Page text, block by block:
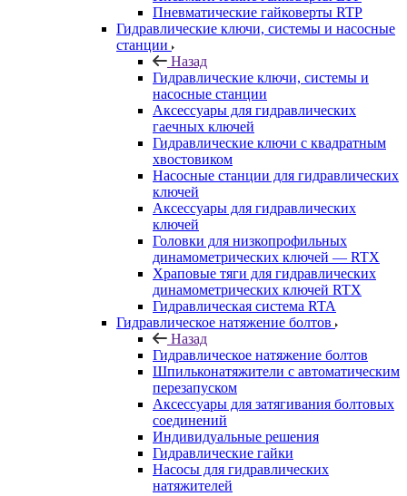
Пневматические гайковерты RTP
Гидравлические ключи, системы и насосные
станции
Назад
Гидравлические ключи, системы и
насосные станции
Аксессуары для гидравлических
гаечных ключей
Гидравлические ключи с квадратным
хвостовиком
Насосные станции для гидравлических
ключей
Аксессуары для гидравлических
ключей
Головки для низкопрофильных
динамометрических ключей — RTX
Храповые тяги для гидравлических
динамометрических ключей RTX
Гидравлическая система RTA
Гидравлическое натяжение болтов
Назад
Гидравлическое натяжение болтов
Шпильконатяжители с автоматическим
перезапуском
Аксессуары для затягивания болтовых
соединений
Индивидуальные решения
Гидравлические гайки
Насосы для гидравлических
натяжителей